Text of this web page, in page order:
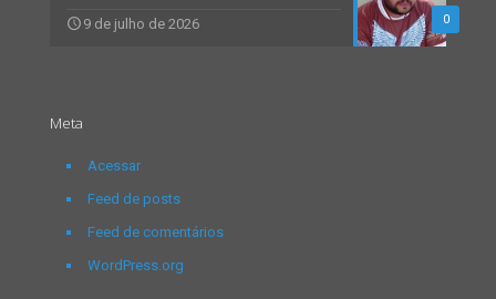
0
9 de julho de 2026
Meta
Acessar
Feed de posts
Feed de comentários
WordPress.org